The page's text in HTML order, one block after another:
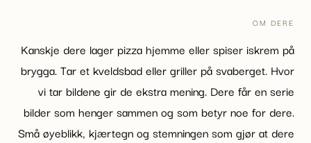
OM DERE
Kanskje dere lager pizza hjemme eller spiser iskrem på
brygga. Tar et kveldsbad eller griller på svaberget. Hvor
vi tar bildene gir de ekstra mening. Dere får en serie
bilder som henger sammen og som betyr noe for dere.
Små øyeblikk, kjærtegn og stemningen som gjør at dere